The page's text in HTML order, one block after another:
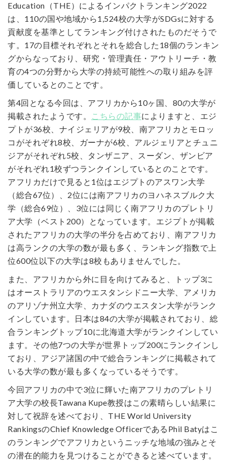
Education（THE）によるインパクトランキング2022
は、110の国や地域から1,524校の大学がSDGsに対する
貢献度を基準としてランキング付けされたものだそうで
す。17の目標それぞれとそれを総合した18個のランキン
グからなっており、研究・管理責任・アウトリーチ・教
育の4つの分野から大学の持続可能性への取り組みを評
価しているとのことです。
第4回となる今回は、アフリカから10ヶ国、80の大学が
掲載されたようです。
こちらの記事によりますと、エジ
プトが36校、ナイジェリアが9校、南アフリカとモロッ
コがそれぞれ8校、ガーナが6校、アルジェリアとチュニ
ジアがそれぞれ5校、タンザニア、スーダン、ザンビア
がそれぞれ1校ずつランクインしているとのことです。
アフリカだけで見ると1位はエジプトのアスワン大学
（総合67位）、2位には南アフリカのヨハネスブルク大
学（総合69位）、3位には同じく南アフリカのプレトリ
ア大学（ベスト200）となっています。エジプトが掲載
されたアフリカの大学の半分を占めており、南アフリカ
は高ランクの大学の数が最も多く、ランキング指数で上
位600位以下の大学は8校もありませんでした。
また、アフリカから外に目を向けてみると、トップ3に
はオーストラリアのウエスタンシドニー大学、アメリカ
のアリゾナ州立大学、カナダのウエスタン大学がランク
インしています。日本は84の大学が掲載されており、総
合ランキングトップ10に北海道大学がランクインしてい
ます。その他7つの大学が世界トップ200にランクインし
ており、アジア諸国の中で総合ランキングに掲載されて
いる大学の数が最も多くなっているそうです。
今回アフリカの中で3位に輝いた南アフリカのプレトリ
ア大学の校長Tawana Kupe教授はこの素晴らしい結果に
対して祝辞を述べており、THE World University
RankingsのChief Knowledge OfficerであるPhil Batyはこ
のランキングでアフリカというニッチな地域の強みとそ
の潜在的能力を見つけることができると述べています。